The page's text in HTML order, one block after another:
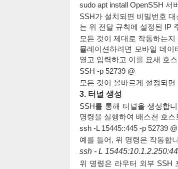
sudo apt install OpenSSH 서
SSH가 설치되면 비밀번호
는 위 전달 규칙에 설정된 IP
모든 것이 제대로 작동하는
뮬레이션하려면 모바일 데
열고 입력하고 이를 요새 호
SSH -p 52739 @
모든 것이 올바르게 설정되
3. 터널 생성
SSH를 통해 터널을 생성합
명령을 실행하여 배스천 호
ssh -L 15445::445 -p 52739 @
예를 들어, 위 명령은 작동합
ssh - L
위 명령은 라우터 외부 SSH